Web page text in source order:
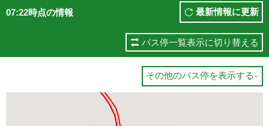
07:22時点の情報 最新情報に更新
バス停一覧表示に切り替える
その他のバス停を表示する 